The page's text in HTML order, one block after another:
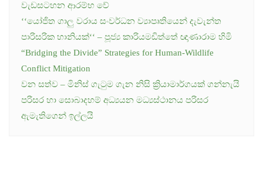
වැඩසටහන ආරම්භ වේ
‘‘යෝජිත ගාලු වරාය සංවර්ධන ව්‍යාපෘතියෙන් දැවැන්ත
පාරිසරික හානියක්‘‘ – පූජ්‍ය කාරියමඩිත්තේ ඥාණාරාම හිමි
“Bridging the Divide” Strategies for Human-Wildlife
Conflict Mitigation
වන සත්ව – මිනිස් ගැටුම ගැන නිසි ක්‍රියාමාර්ගයක් ගන්නැයි
පරිසර හා සොබාදහම් අධ්‍යයන මධ්‍යස්ථානය පරිසර
ඇමැතිගෙන් ඉල්ලයි